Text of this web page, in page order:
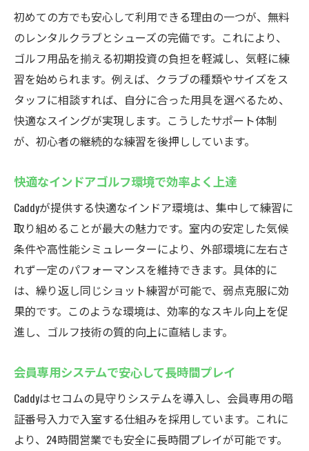
初めての方でも安心して利用できる理由の一つが、無料
のレンタルクラブとシューズの完備です。これにより、
ゴルフ用品を揃える初期投資の負担を軽減し、気軽に練
習を始められます。例えば、クラブの種類やサイズをス
タッフに相談すれば、自分に合った用具を選べるため、
快適なスイングが実現します。こうしたサポート体制
が、初心者の継続的な練習を後押ししています。
快適なインドアゴルフ環境で効率よく上達
Caddyが提供する快適なインドア環境は、集中して練習に
取り組めることが最大の魅力です。室内の安定した気候
条件や高性能シミュレーターにより、外部環境に左右さ
れず一定のパフォーマンスを維持できます。具体的に
は、繰り返し同じショット練習が可能で、弱点克服に効
果的です。このような環境は、効率的なスキル向上を促
進し、ゴルフ技術の質的向上に直結します。
会員専用システムで安心して長時間プレイ
Caddyはセコムの見守りシステムを導入し、会員専用の暗
証番号入力で入室する仕組みを採用しています。これに
より、24時間営業でも安全に長時間プレイが可能です。